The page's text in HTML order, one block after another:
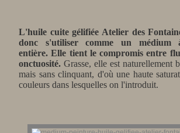
L'huile cuite gélifiée Atelier des
donc s'utiliser comme un médium
entière. Elle tient le compromis entre
onctuosité. Grasse, elle est naturellement
mais sans clinquant, d'oùune haute
couleurs dans lesquelles on l'introduit.